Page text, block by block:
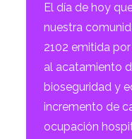
El día de hoy
nuestra
2102 emitida
al acatamiento
bioseguridad y
incremento de
ocupación